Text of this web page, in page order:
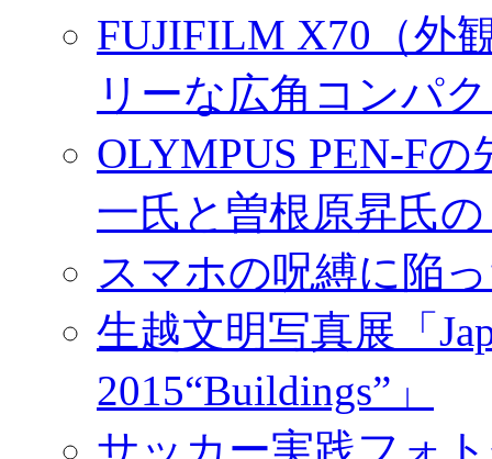
FUJIFILM X70（外
リーな広角コンパ
OLYMPUS PEN-F
一氏と曽根原昇氏
スマホの呪縛に陥
生越文明写真展「
2015“Buildings”」